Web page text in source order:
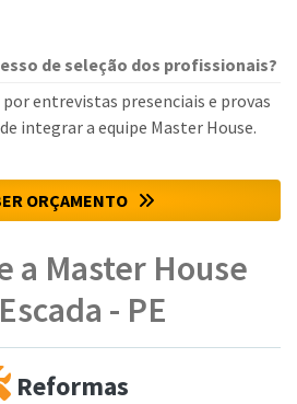
de seleção dos profissionais?
entrevistas presenciais e provas
integrar a equipe Master House.
ORÇAMENTO
a Master House
- PE
Reformas